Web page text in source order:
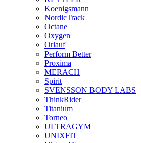
Koenigsmann
NordicTrack
Octane
Oxygen
Orlauf
Perform Better
Proxima
MERACH
Spirit
SVENSSON BODY LABS
ThinkRider
Titanium
Torneo
ULTRAGYM
UNIXFIT